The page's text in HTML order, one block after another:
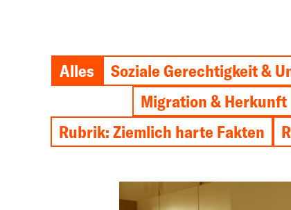
Alles Soziale Gerechtigkeit &
Migration & Herkunft
Rubrik: Ziemlich harte Fakten